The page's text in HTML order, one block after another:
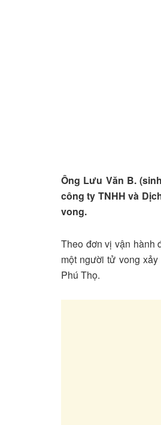
Ông Lưu Văn B.
công ty TNHH và
vong.
Theo đơn vị vận hành
một người tử vong
Phú Thọ.